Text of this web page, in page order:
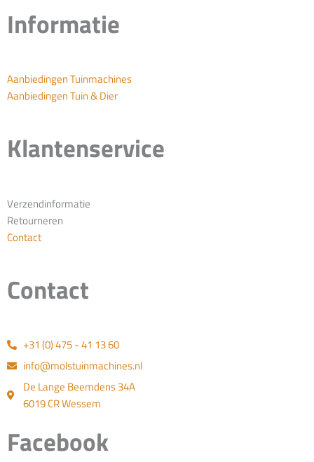
Informatie
Aanbiedingen Tuinmachines
Aanbiedingen Tuin & Dier
Klantenservice
Verzendinformatie
Retourneren
Contact
Contact
+31 (0) 475 - 41 13 60
info@molstuinmachines.nl
De Lange Beemdens 34A
6019 CR Wessem
Facebook